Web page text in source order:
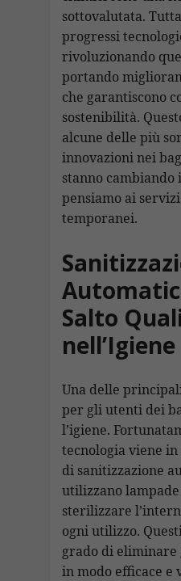
sottovalutata.
progressi
rivoluzionando
portando
che garantiscono
sostenibilità.
alcune delle più
innovazioni nei
stanno cambiando
pensiamo ai
temporanei.
Salto
nell’Igiene
Una delle
per gli utenti dei
l’igiene.
tecnologia viene
di sanitizzazione
utilizzano lampade
sterilizzare
ogni utilizzo.
grado di
in modo efficace e